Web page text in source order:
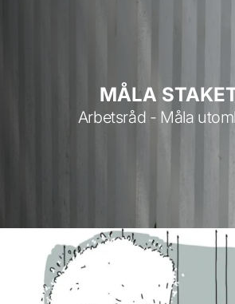
MÅLA
Arbetsråd - Måla